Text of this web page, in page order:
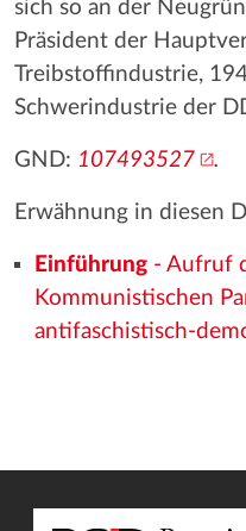
sich so an der
Präsident der
Treibstoffindustrie,
Schwerindustrie der
GND: 107493527 .
Erwähnung in diesen
Einführung- Aufruf
Kommunistischen
antifaschistisch-